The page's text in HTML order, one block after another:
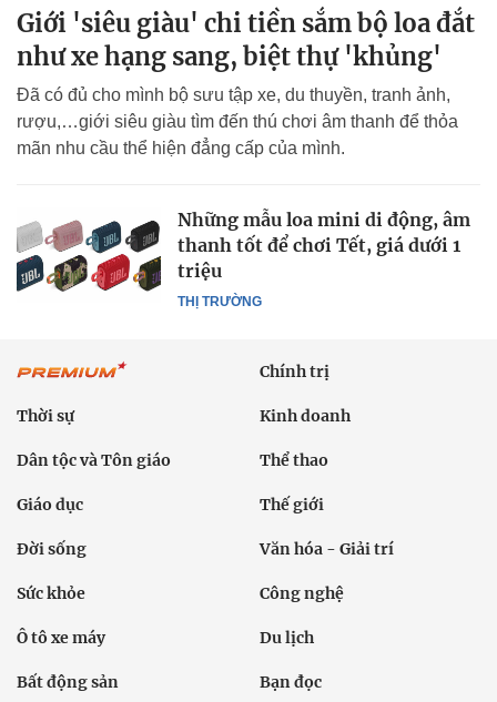
Giới 'siêu giàu' chi tiền sắm bộ loa đắt
như xe hạng sang, biệt thự 'khủng'
Đã có đủ cho mình bộ sưu tập xe, du thuyền, tranh ảnh,
rượu,…giới siêu giàu tìm đến thú chơi âm thanh để thỏa
mãn nhu cầu thể hiện đẳng cấp của mình.
THỊ TRƯỜNG
Những mẫu loa mini di động, âm
thanh tốt để chơi Tết, giá dưới 1
triệu
Chính trị
Thời sự Kinh doanh
Dân tộc và Tôn giáo Thể thao
Giáo dục Thế giới
Đời sống Văn hóa - Giải trí
Sức khỏe Công nghệ
Ô tô xe máy Du lịch
Bất động sản Bạn đọc